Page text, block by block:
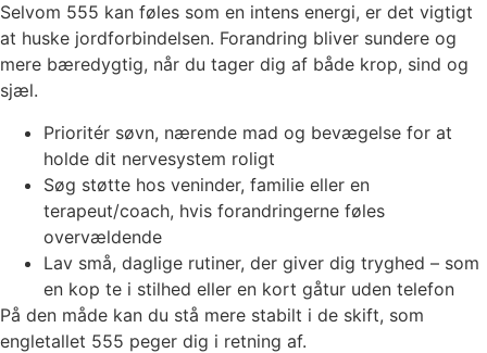
Selvom 555 kan føles som en intens energi, er det vigtigt
at huske jordforbindelsen. Forandring bliver sundere og
mere bæredygtig, når du tager dig af både krop, sind og
sjæl.
Prioritér søvn, nærende mad og bevægelse for at
holde dit nervesystem roligt
Søg støtte hos veninder, familie eller en
terapeut/coach, hvis forandringerne føles
overvældende
Lav små, daglige rutiner, der giver dig tryghed – som
en kop te i stilhed eller en kort gåtur uden telefon
På den måde kan du stå mere stabilt i de skift, som
engletallet 555 peger dig i retning af.